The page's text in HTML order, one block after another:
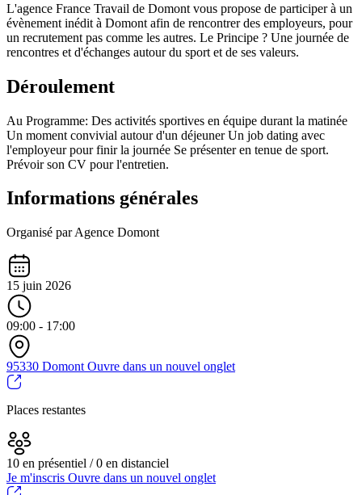
L'agence France Travail de Domont vous propose de participer à un
évènement inédit à Domont afin de rencontrer des employeurs, pour
un recrutement pas comme les autres. Le Principe ? Une journée de
rencontres et d'échanges autour du sport et de ses valeurs.
Déroulement
Au Programme: Des activités sportives en équipe durant la matinée
Un moment convivial autour d'un déjeuner Un job dating avec
l'employeur pour finir la journée Se présenter en tenue de sport.
Prévoir son CV pour l'entretien.
Informations générales
Organisé par Agence Domont
15 juin 2026
09:00 - 17:00
95330 Domont Ouvre dans un nouvel onglet
Places restantes
10 en présentiel / 0 en distanciel
Je m'inscris Ouvre dans un nouvel onglet